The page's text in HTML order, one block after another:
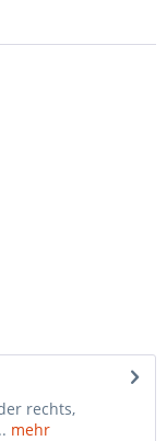
rechts,
mehr